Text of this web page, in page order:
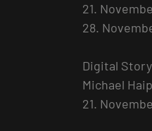
21.
28.
Digital
Michael
21.